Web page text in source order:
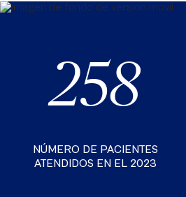
258
NÚMERO DE PACIENTES
ATENDIDOS EN EL 2023